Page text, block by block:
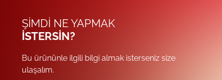
ŞIMDI NE YAPMAK
ISTERSIN?
Bu ürününle ilgili bilgi almak isterseniz size
ulaşalım.